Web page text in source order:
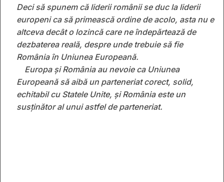
Deci să spunem că liderii românii se duc la liderii
europeni ca să primească ordine de acolo, asta nu e
altceva decât o lozincă care ne îndepărtează de
dezbaterea reală, despre unde trebuie să fie
România în Uniunea Europeană.
Europa și România au nevoie ca Uniunea
Europeană să aibă un parteneriat corect, solid,
echitabil cu Statele Unite, și România este un
susținător al unui astfel de parteneriat.